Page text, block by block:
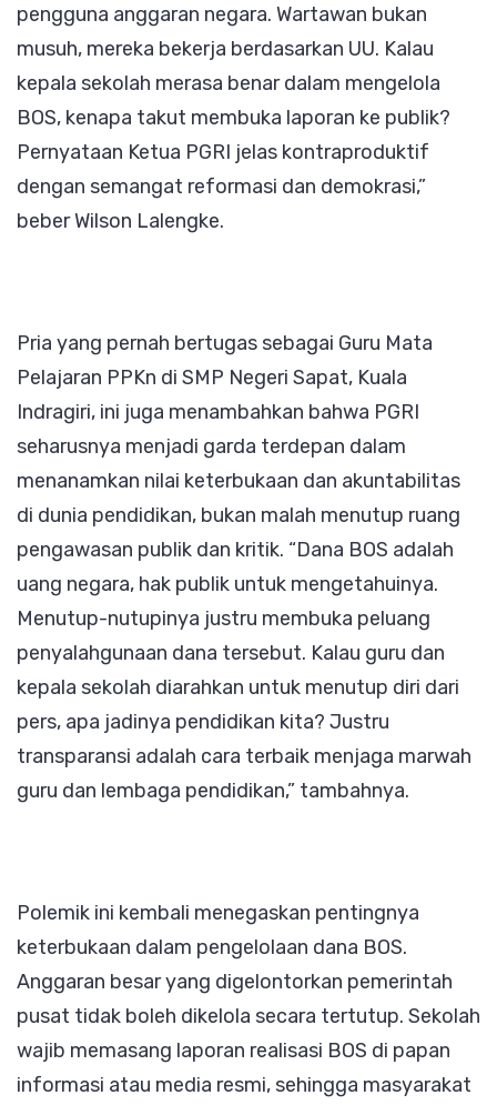
pengguna anggaran negara. Wartawan bukan
musuh, mereka bekerja berdasarkan UU. Kalau
kepala sekolah merasa benar dalam mengelola
BOS, kenapa takut membuka laporan ke publik?
Pernyataan Ketua PGRI jelas kontraproduktif
dengan semangat reformasi dan demokrasi,”
beber Wilson Lalengke.
Pria yang pernah bertugas sebagai Guru Mata
Pelajaran PPKn di SMP Negeri Sapat, Kuala
Indragiri, ini juga menambahkan bahwa PGRI
seharusnya menjadi garda terdepan dalam
menanamkan nilai keterbukaan dan akuntabilitas
di dunia pendidikan, bukan malah menutup ruang
pengawasan publik dan kritik. “Dana BOS adalah
uang negara, hak publik untuk mengetahuinya.
Menutup-nutupinya justru membuka peluang
penyalahgunaan dana tersebut. Kalau guru dan
kepala sekolah diarahkan untuk menutup diri dari
pers, apa jadinya pendidikan kita? Justru
transparansi adalah cara terbaik menjaga marwah
guru dan lembaga pendidikan,” tambahnya.
Polemik ini kembali menegaskan pentingnya
keterbukaan dalam pengelolaan dana BOS.
Anggaran besar yang digelontorkan pemerintah
pusat tidak boleh dikelola secara tertutup. Sekolah
wajib memasang laporan realisasi BOS di papan
informasi atau media resmi, sehingga masyarakat